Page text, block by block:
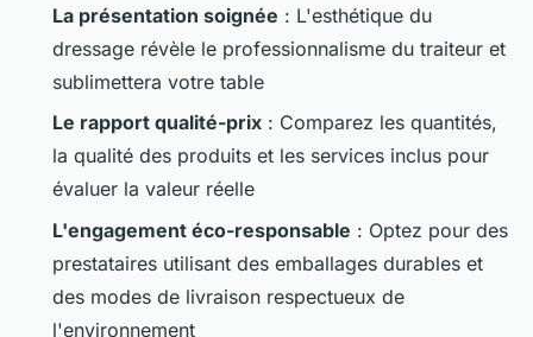
La présentation soignée : L'esthétique du
dressage révèle le professionnalisme du traiteur et
sublimettera votre table
Le rapport qualité-prix : Comparez les quantités,
la qualité des produits et les services inclus pour
évaluer la valeur réelle
L'engagement éco-responsable : Optez pour des
prestataires utilisant des emballages durables et
des modes de livraison respectueux de
l'environnement